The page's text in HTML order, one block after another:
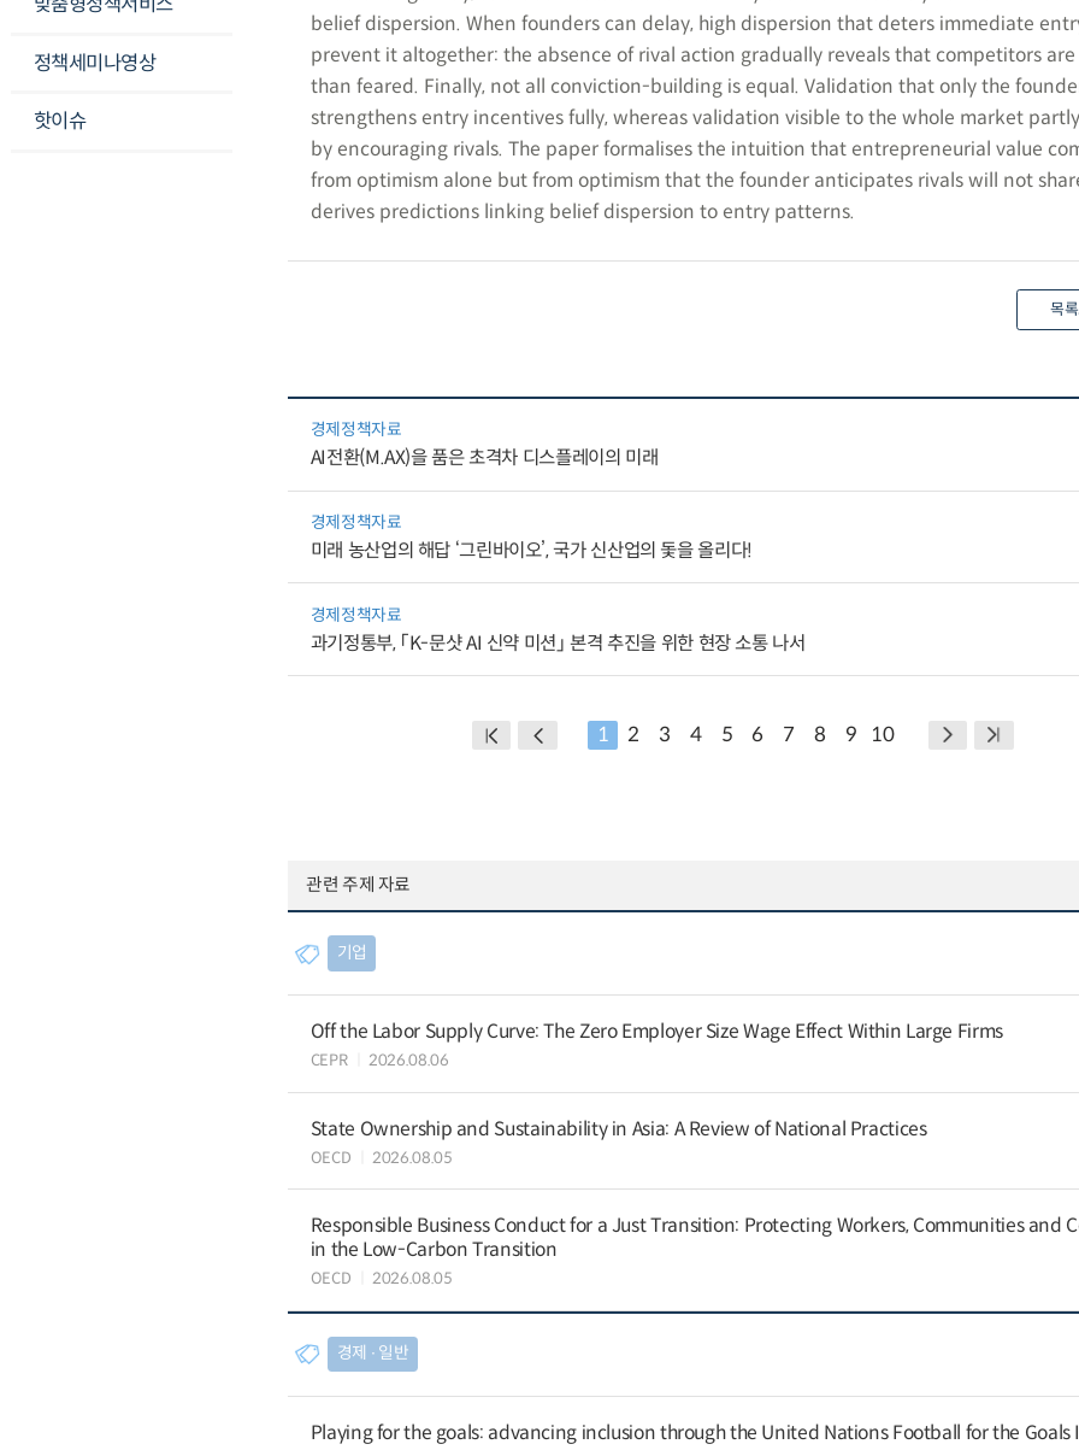
정책세미나영상
핫이슈
belief dispersion. When founders can delay, high dispersion that deters immediate
prevent it altogether: the absence of rival action gradually reveals that competitors are
than feared. Finally, not all conviction-building is equal. Validation that only the
strengthens entry incentives fully, whereas validation visible to the whole market
by encouraging rivals. The paper formalises the intuition that entrepreneurial value
from optimism alone but from optimism that the founder anticipates rivals will not
derives predictions linking belief dispersion to entry patterns.
목
경제정책자료
AI전환(M.AX)을 품은 초격차 디스플레이의 미래
경제정책자료
미래 농산업의 해답 ‘그린바이오’, 국가 신산업의 돛을 올리다!
경제정책자료
과기정통부, 「K-문샷 AI 신약 미션」 본격 추진을 위한 현장 소통 나서
1 2 3 4 5 6 7 8 9 10
관련 주제 자료
기업
Off the Labor Supply Curve: The Zero Employer Size Wage Effect Within Large Firms
CEPR 2026.08.06
State Ownership and Sustainability in Asia: A Review of National Practices
OECD 2026.08.05
Responsible Business Conduct for a Just Transition: Protecting Workers, Communities and
in the Low-Carbon Transition
OECD 2026.08.05
경제 ∙ 일반
Playing for the goals: advancing inclusion through the United Nations Football for the Goals